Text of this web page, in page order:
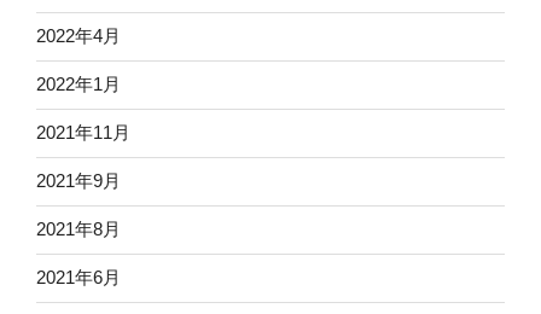
2022年4月
2022年1月
2021年11月
2021年9月
2021年8月
2021年6月